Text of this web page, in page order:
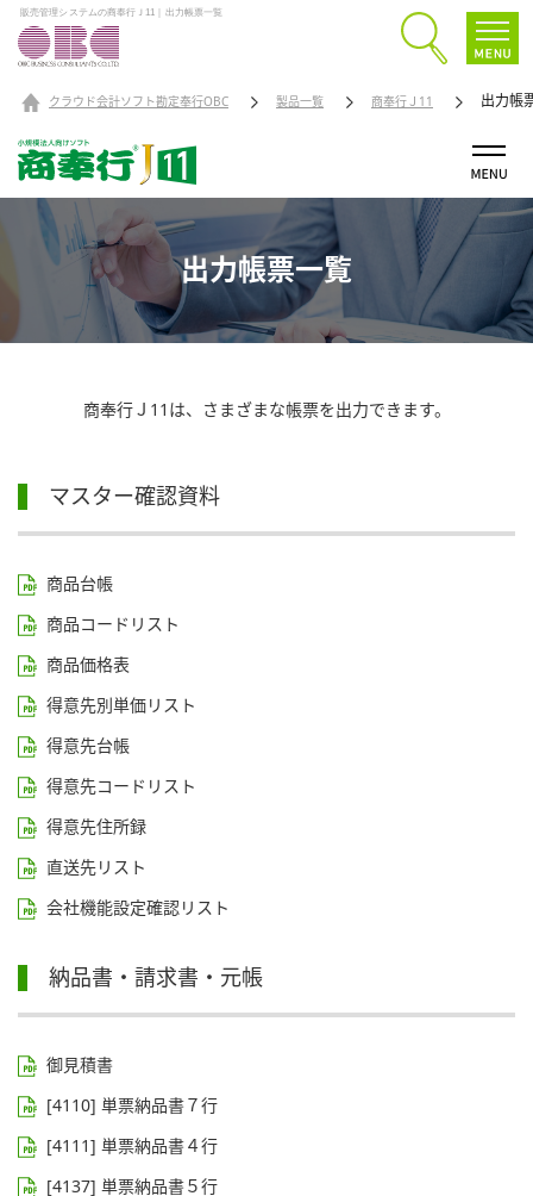
販売管理システムの商奉行Ｊ11｜出力帳票一覧
クラウド会計ソフト勘定奉行OBC 製品一覧 商奉行Ｊ11 出力帳
出力帳票一覧
商奉行Ｊ11は、さまざまな帳票を出力できます。
マスター確認資料
商品台帳
商品コードリスト
商品価格表
得意先別単価リスト
得意先台帳
得意先コードリスト
得意先住所録
直送先リスト
会社機能設定確認リスト
納品書・請求書・元帳
御見積書
[4110] 単票納品書７行
[4111] 単票納品書４行
[4137] 単票納品書５行